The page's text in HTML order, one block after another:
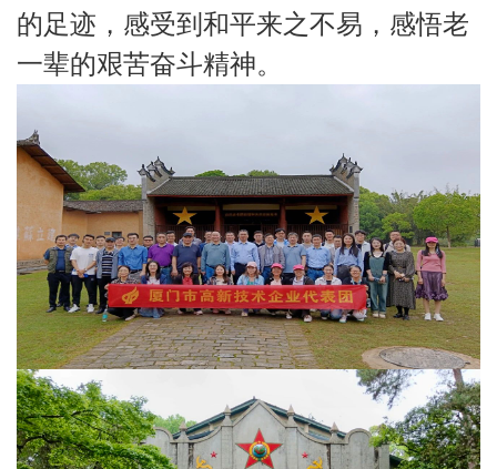
的足迹，感受到和平来之不易，感悟老
一辈的艰苦奋斗精神。